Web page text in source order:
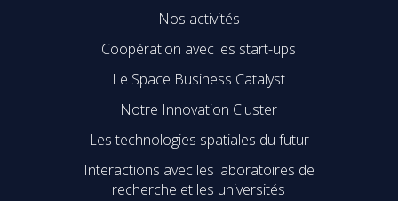
Nos activités
Coopération avec les start-ups
Le Space Business Catalyst
Notre Innovation Cluster
Les technologies spatiales du futur
Interactions avec les laboratoires de
recherche et les universités